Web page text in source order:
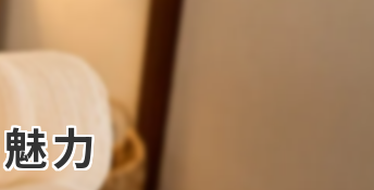
受講前の不安を解消するQ&A
お申込みから資格取得までのステップ
受講生の声
力